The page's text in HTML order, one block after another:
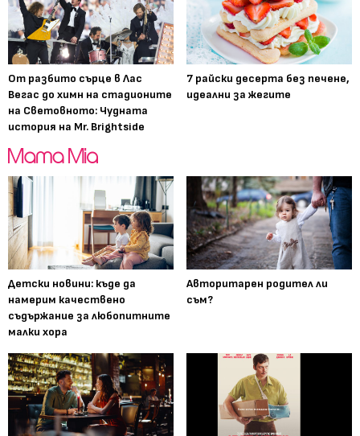
От разбито сърце в Лас
Вегас до химн на стадионите
на Световното: Чудната
история на Mr. Brightside
7 райски десерта без печене,
идеални за жегите
Детски новини: къде да
намерим качествено
съдържание за любопитните
малки хора
Авторитарен родител ли
съм?